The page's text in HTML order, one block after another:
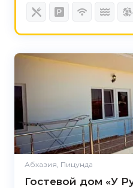
Абхазия, Пицунда
Гостевой дом «У